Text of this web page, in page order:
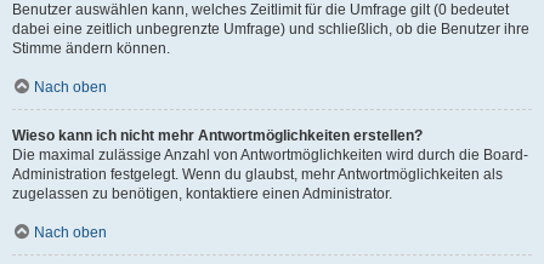
Benutzer auswählen kann, welches Zeitlimit für die Umfrage gilt (0 bedeutet
dabei eine zeitlich unbegrenzte Umfrage) und schließlich, ob die Benutzer ihre
Stimme ändern können.
Nach oben
Wieso kann ich nicht mehr Antwortmöglichkeiten erstellen?
Die maximal zulässige Anzahl von Antwortmöglichkeiten wird durch die Board-
Administration festgelegt. Wenn du glaubst, mehr Antwortmöglichkeiten als
zugelassen zu benötigen, kontaktiere einen Administrator.
Nach oben